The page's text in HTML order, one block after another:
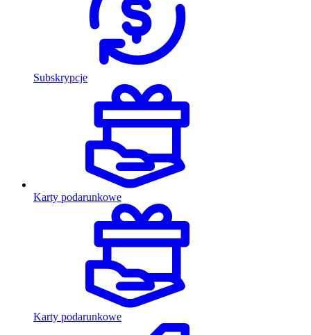
Subskrypcje
Karty podarunkowe
Karty podarunkowe